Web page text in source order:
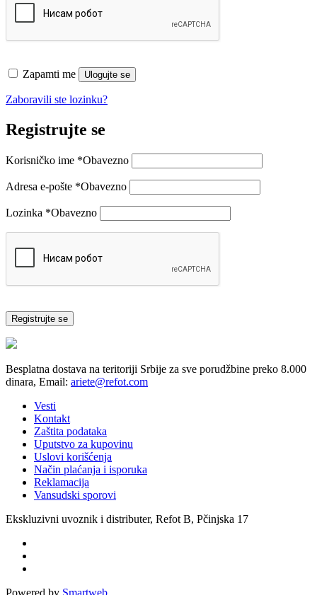
Zapamti me Ulogujte se
Zaboravili ste lozinku?
Registrujte se
Korisničko ime *Obavezno
Adresa e-pošte *Obavezno
Lozinka *Obavezno
Registrujte se
Besplatna dostava na teritoriji Srbije za sve porudžbine preko 8.000
dinara, Email: ariete@refot.com
Vesti
Kontakt
Zaštita podataka
Uputstvo za kupovinu
Uslovi korišćenja
Način plaćanja i isporuka
Reklamacija
Vansudski sporovi
Ekskluzivni uvoznik i distributer, Refot B, Pčinjska 17
Powered by Smartweb